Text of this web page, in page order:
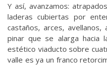
Y así, avanzamos:
laderas cubiertas por
castaños, arces, avellanos,
pinar que se alarga hacia
estético viaducto sobre
valle es ya un franco